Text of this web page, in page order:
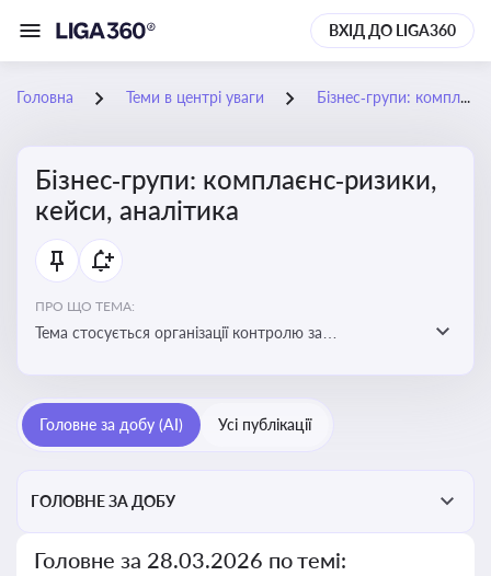
ВХІД ДО LIGA360
Головна Теми в центрі уваги Бізнес‑групи: комплаєнс‑ризики, кейси, аналітика
Бізнес‑групи: комплаєнс‑ризики,
кейси, аналітика
ПРО ЩО ТЕМА:
Тема стосується організації контролю за
Головне за добу (AI) Усі публікації
ГОЛОВНЕ ЗА ДОБУ
Головне за 28.03.2026 по темі: